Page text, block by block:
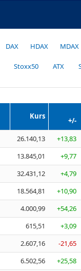
DAX HDAX MDAX
Stoxx50 ATX
Kurs
+/-
26.140,13
+13,83
13.845,01
+9,77
32.431,12
+4,79
18.564,81
+10,90
4.000,99
+54,26
615,51
+3,09
2.607,16
-21,65
6.502,56
+25,58